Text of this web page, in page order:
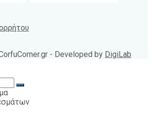
- Developed by DigiLab